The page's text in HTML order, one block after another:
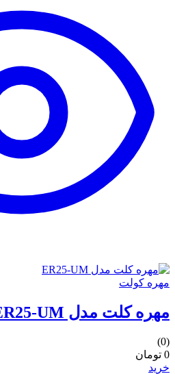
مهره کولت
مهره کلت مدل ER25-UM
(0)
0 تومان
خرید